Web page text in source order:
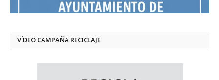
VÍDEO CAMPAÑA RECICLAJE